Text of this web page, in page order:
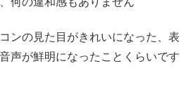
ンの見た目がきれいになった、表
声が鮮明になったことくらいです